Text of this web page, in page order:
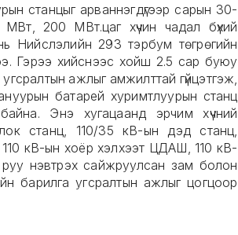
станцыг арваннэгдүгээр сарын 30-
200 МВт.цаг хүчин чадал бүхий
Нийслэлийн 293 тэрбум төгрөгийн
Гэрээ хийснээс хойш 2.5 сар буюу
ажлыг амжилттай гүйцэтгэж,
батарей хуримтлуурын станц
Энэ хугацаанд эрчим хүчний
станц, 110/35 кВ-ын дэд станц,
110 кВ-ын хоёр хэлхээт ЦДАШ, 110 кВ-
нэвтрэх сайжруулсан зам болон
барилга угсралтын ажлыг цогцоор